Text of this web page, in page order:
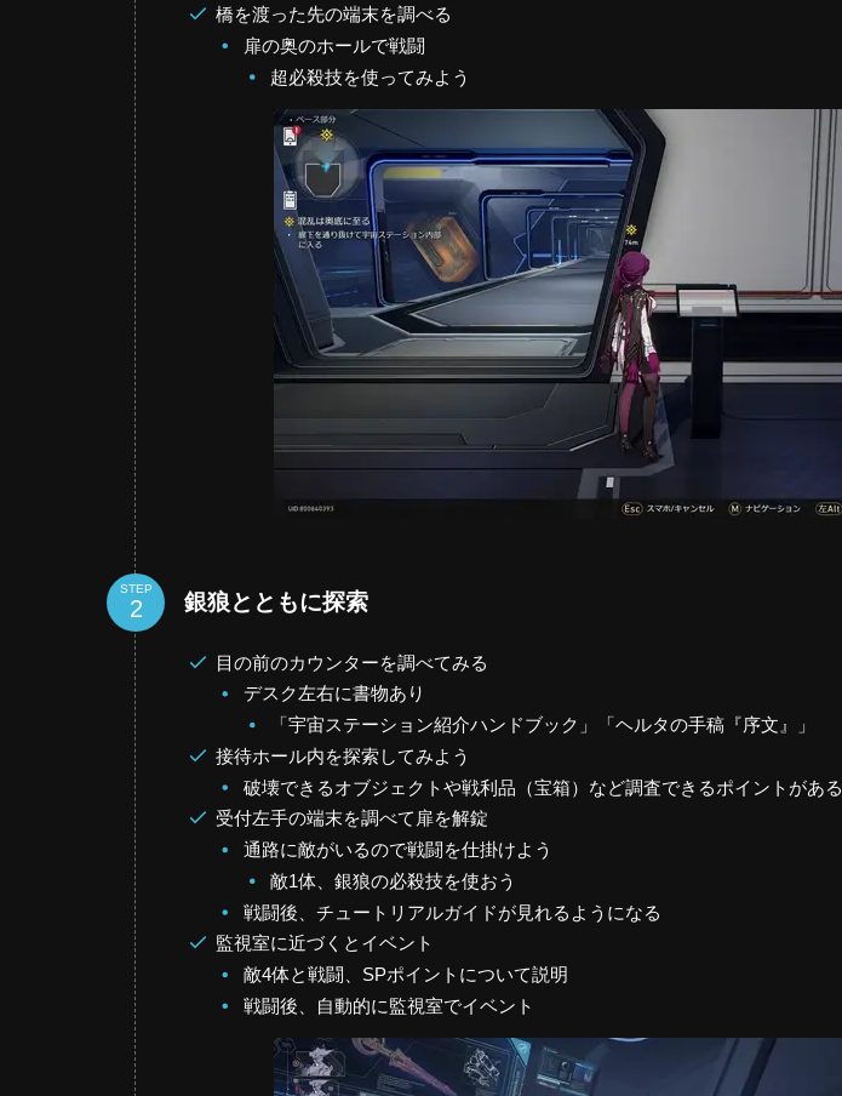
橋を渡った先の端末を調べる
扉の奥のホールで戦闘
超必殺技を使ってみよう
STEP
銀狼とともに探索
目の前のカウンターを調べてみる
デスク左右に書物あり
「宇宙ステーション紹介ハンドブック」「ヘルタの手稿『序文』」
接待ホール内を探索してみよう
破壊できるオブジェクトや戦利品（宝箱）など調査できるポイントがある
受付左手の端末を調べて扉を解錠
通路に敵がいるので戦闘を仕掛けよう
敵1体、銀狼の必殺技を使おう
戦闘後、チュートリアルガイドが見れるようになる
監視室に近づくとイベント
敵4体と戦闘、SPポイントについて説明
戦闘後、自動的に監視室でイベント